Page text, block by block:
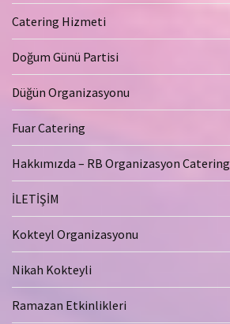
Catering Hizmeti
Doğum Günü Partisi
Düğün Organizasyonu
Fuar Catering
Hakkımızda – RB Organizasyon Catering
İLETİŞİM
Kokteyl Organizasyonu
Nikah Kokteyli
Ramazan Etkinlikleri